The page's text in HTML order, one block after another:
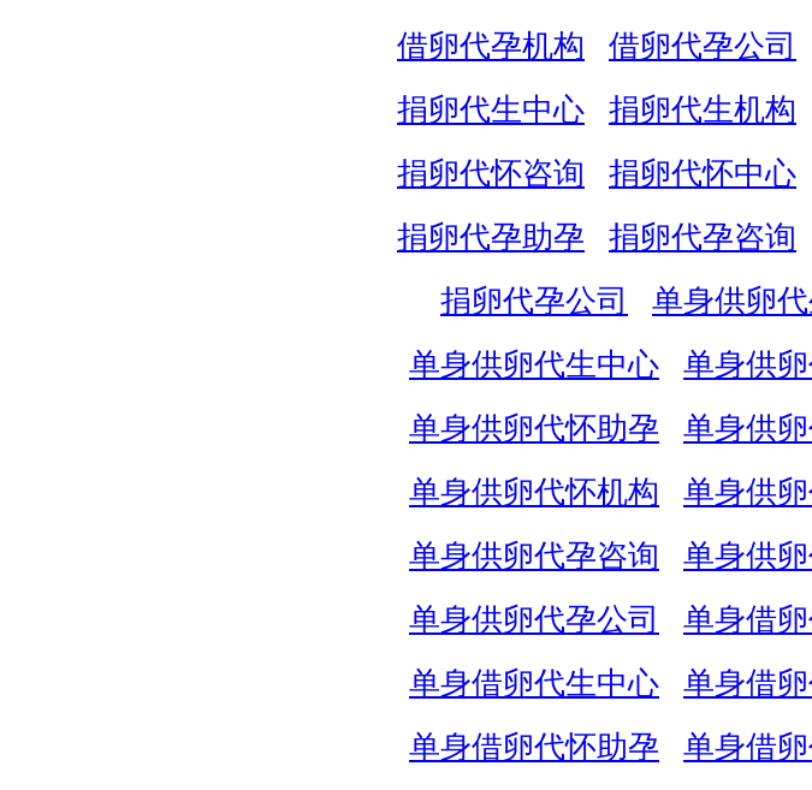
借卵代孕机构
借卵代孕公司
捐卵代生中心
捐卵代生机构
捐卵代怀咨询
捐卵代怀中心
捐卵代孕助孕
捐卵代孕咨询
捐卵代孕公司
单身供卵
单身供卵代生中心
单身供
单身供卵代怀助孕
单身供
单身供卵代怀机构
单身供
单身供卵代孕咨询
单身供
单身供卵代孕公司
单身借
单身借卵代生中心
单身借
单身借卵代怀助孕
单身借